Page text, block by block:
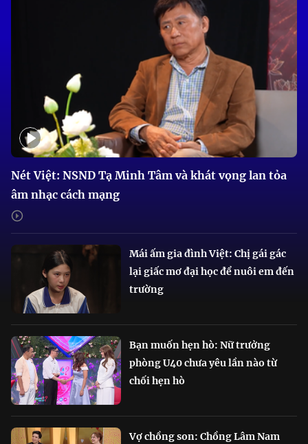
Nét Việt: NSND Tạ Minh Tâm và khát vọng lan tỏa
âm nhạc cách mạng
Mái ấm gia đình Việt: Chị gái gác
lại giấc mơ đại học để nuôi em đến
trường
Bạn muốn hẹn hò: Nữ trưởng
phòng U40 chưa yêu lần nào từ
chối hẹn hò
Vợ chồng son: Chồng Lâm Nam